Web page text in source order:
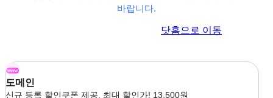
바랍니다.
닷홈으로 이동
도메인
신규 등록 할인쿠폰 제공, 최대 할인가! 13,500원